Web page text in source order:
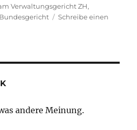
Verwaltungsgericht ZH,
Schreibe einen
andere Meinung.